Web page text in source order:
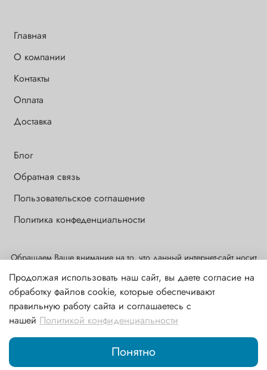
В корзину
Главная
О компании
Контакты
Оплата
Доставка
Блог
Обратная связь
Пользовательское соглашение
Политика конфеденциальности
Обращаем Ваше внимание на то, что данный интернет-сайт носит
ни при каких условиях информационные материалы и цены,
размещенные на сайте, не являются публичной офертой,
определяемой положениями ст. 437 ГК РФ
Продолжая использовать наш сайт, вы даете согласие на
обработку файлов cookie, которые обеспечивают
правильную работу сайта и соглашаетесь с
нашей Политикой конфиденциальности
Понятно